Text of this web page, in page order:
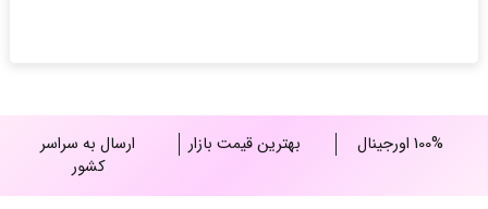
100% اورجینال بهترین قیمت بازار
ارسال به سراسر
کشور